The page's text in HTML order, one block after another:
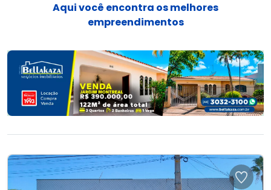
Aqui você encontra os melhores
empreendimentos